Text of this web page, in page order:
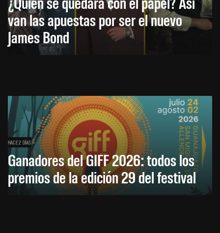
van las apuestas por ser el nuevo
James Bond
HACE 2 DÍAS
Ganadores del GIFF 2026: todos los
premios de la edición 29 del festival